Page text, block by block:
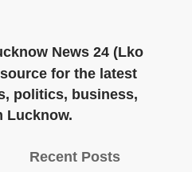
News 24 (Lko
for the latest
politics, business,
Lucknow.
Recent Posts